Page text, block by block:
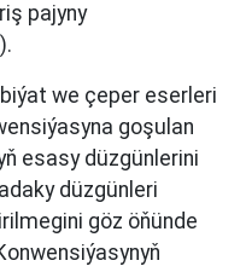
pajyny
we çeper eserleri
goşulan
esasy düzgünlerini
düzgünleri
göz öňünde